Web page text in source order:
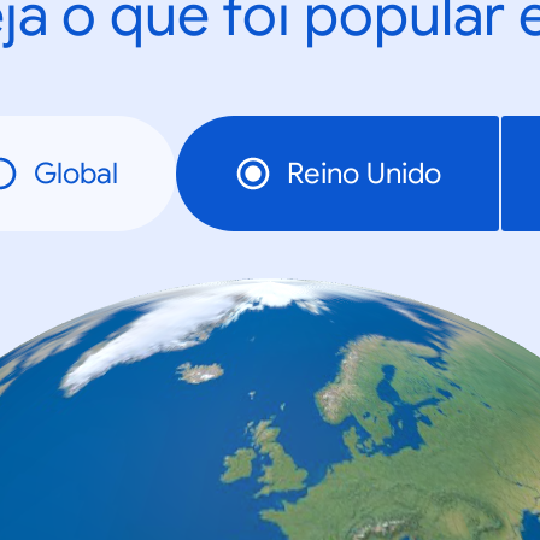
o que foi popular
Global Reino Unido